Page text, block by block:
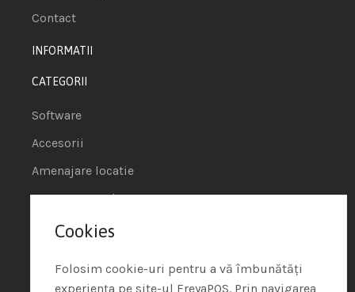
Contact
INFORMATII
CATEGORII
Software
Accesorii
Amenajare locatie
POS - Puncte de vanzare
Termeni si conditii
Politica de Cookie
Cookies
Folosim cookie-uri pentru a vă îmbunătăți
experiența pe site-ul FreyaPOS. Prin navigarea